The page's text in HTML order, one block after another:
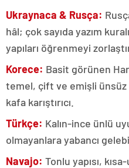
Ukraynaca & Rusça:
hâl; çok sayıda yazım
yapıları öğrenmeyi
Korece: Basit görünen
temel, çift ve emişli ünsüz
kafa karıştırıcı.
Türkçe: Kalın-ince ünlü
olmayanlara yabancı
Navajo: Tonlu yapısı,